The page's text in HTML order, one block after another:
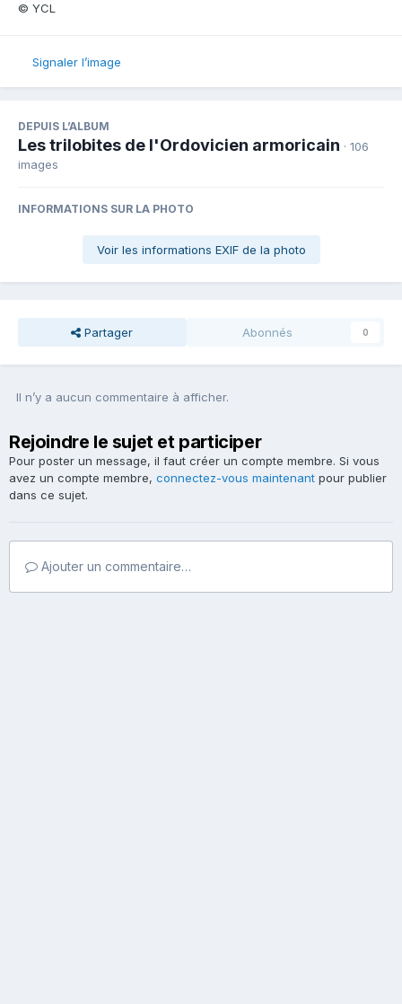
© YCL
Signaler l’image
DEPUIS L’ALBUM
Les trilobites de l'Ordovicien armoricain · 106
images
INFORMATIONS SUR LA PHOTO
Voir les informations EXIF de la photo
Partager Abonnés 0
Il n’y a aucun commentaire à afficher.
Rejoindre le sujet et participer
Pour poster un message, il faut créer un compte membre. Si vous
avez un compte membre, connectez-vous maintenant pour publier
dans ce sujet.
Ajouter un commentaire…